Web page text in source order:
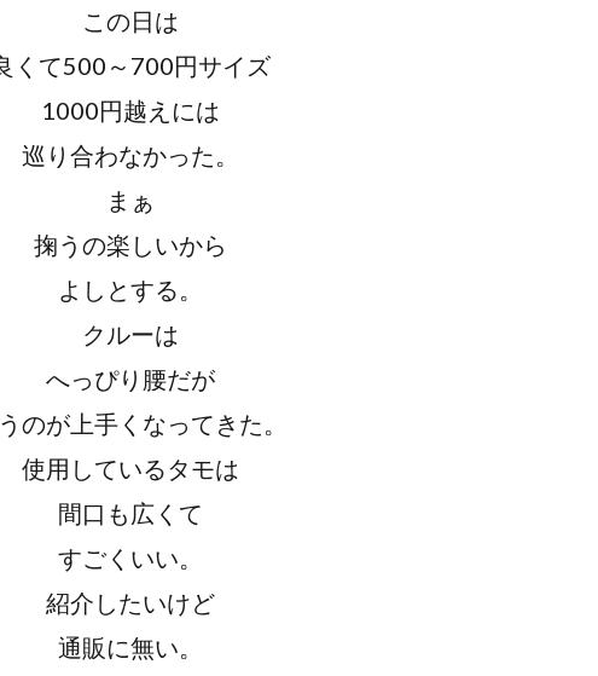
この日は
くて500～700円サイズ
1000円越えには
巡り合わなかった。
まぁ
掬うの楽しいから
よしとする。
クルーは
へっぴり腰だが
のが上手くなってきた。
使用しているタモは
間口も広くて
すごくいい。
紹介したいけど
通販に無い。